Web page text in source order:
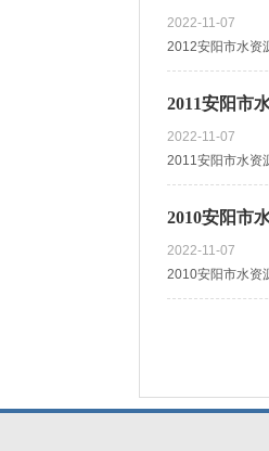
2022-11-07
2012安阳市水资
2011安阳市
2022-11-07
2011安阳市水资
2010安阳市
2022-11-07
2010安阳市水资